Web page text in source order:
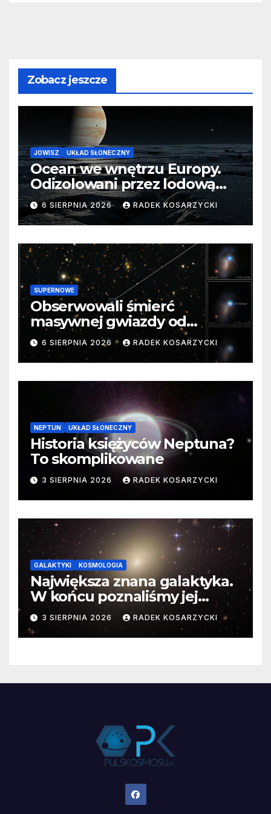
Zobacz jeszcze
JOWISZ UKŁAD SŁONECZNY
Ocean we wnętrzu Europy.
Odizolowani przez lodową
barierę
6 SIERPNIA 2026 RADEK KOSARZYCKI
SUPERNOWE
Obserwowali śmierć
masywnej gwiazdy od
samego początku. Niezwykle
cenne dane
6 SIERPNIA 2026 RADEK KOSARZYCKI
NEPTUN UKŁAD SŁONECZNY
Historia księżyców Neptuna?
To skomplikowane
3 SIERPNIA 2026 RADEK KOSARZYCKI
GALAKTYKI KOSMOLOGIA
Największa znana galaktyka.
W końcu poznaliśmy jej
faktyczne wymiary
3 SIERPNIA 2026 RADEK KOSARZYCKI